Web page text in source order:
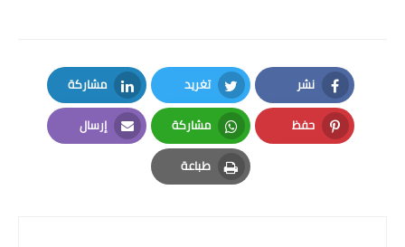
نشر
Facebook
تغريد
Twitter
مشاركة
LinkedIn
حفظ
Pinterest
مشاركة
Whatsapp
إرسال
Email
طباعة
Print